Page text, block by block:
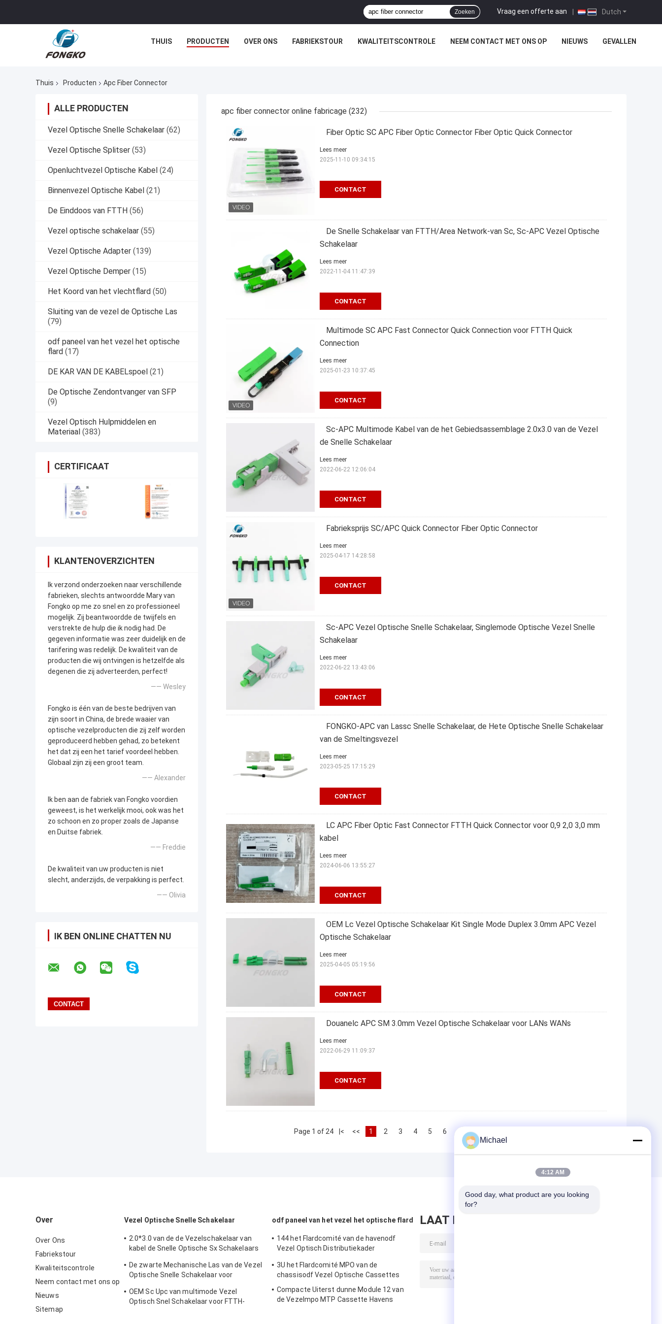
Dutch
Vraag een offerte aan |
Zoeken
THUIS PRODUCTEN OVER ONS FABRIEKSTOUR KWALITEITSCONTROLE NEEM CONTACT MET ONS OP NIEUWS GEVALLEN
Thuis Producten Apc Fiber Connector
ALLE PRODUCTEN
Vezel Optische Snelle Schakelaar (62)
Vezel Optische Splitser (53)
Openluchtvezel Optische Kabel (24)
Binnenvezel Optische Kabel (21)
De Einddoos van FTTH (56)
Vezel optische schakelaar (55)
Vezel Optische Adapter (139)
Vezel Optische Demper (15)
Het Koord van het vlechtflard (50)
Sluiting van de vezel de Optische Las
(79)
odf paneel van het vezel het optische
flard (17)
DE KAR VAN DE KABELspoel (21)
De Optische Zendontvanger van SFP
(9)
Vezel Optisch Hulpmiddelen en
Materiaal (383)
CERTIFICAAT
KLANTENOVERZICHTEN
Ik verzond onderzoeken naar verschillende
fabrieken, slechts antwoordde Mary van
Fongko op me zo snel en zo professioneel
mogelijk. Zij beantwoordde de twijfels en
verstrekte de hulp die ik nodig had. De
gegeven informatie was zeer duidelijk en de
tarifering was redelijk. De kwaliteit van de
producten die wij ontvingen is hetzelfde als
degenen die zij adverteerden, perfect!
—— Wesley
Fongko is één van de beste bedrijven van
zijn soort in China, de brede waaier van
optische vezelproducten die zij zelf worden
geproduceerd hebben gehad, zo betekent
het dat zij een het tarief voordeel hebben.
Globaal zijn zij een groot team.
—— Alexander
Ik ben aan de fabriek van Fongko voordien
geweest, is het werkelijk mooi, ook was het
zo schoon en zo proper zoals de Japanse
en Duitse fabriek.
—— Freddie
De kwaliteit van uw producten is niet
slecht, anderzijds, de verpakking is perfect.
—— Olivia
IK BEN ONLINE CHATTEN NU
apc fiber connector online fabricage (232)
Fiber Optic SC APC Fiber Optic Connector Fiber Optic Quick Connector
CONTACT
Lees meer
2025-11-10 09:34:15
De Snelle Schakelaar van FTTH/Area Network-van Sc, Sc-APC Vezel Optische
Schakelaar
CONTACT
Lees meer
2022-11-04 11:47:39
Multimode SC APC Fast Connector Quick Connection voor FTTH Quick
Connection
CONTACT
Lees meer
2025-01-23 10:37:45
Sc-APC Multimode Kabel van de het Gebiedsassemblage 2.0x3.0 van de Vezel
de Snelle Schakelaar
CONTACT
Lees meer
2022-06-22 12:06:04
Fabrieksprijs SC/APC Quick Connector Fiber Optic Connector
CONTACT
Lees meer
2025-04-17 14:28:58
Sc-APC Vezel Optische Snelle Schakelaar, Singlemode Optische Vezel Snelle
Schakelaar
CONTACT
Lees meer
2022-06-22 13:43:06
FONGKO-APC van Lassc Snelle Schakelaar, de Hete Optische Snelle Schakelaar
van de Smeltingsvezel
CONTACT
Lees meer
2023-05-25 17:15:29
LC APC Fiber Optic Fast Connector FTTH Quick Connector voor 0,9 2,0 3,0 mm
kabel
CONTACT
Lees meer
2024-06-06 13:55:27
OEM Lc Vezel Optische Schakelaar Kit Single Mode Duplex 3.0mm APC Vezel
Optische Schakelaar
CONTACT
Lees meer
2025-04-05 05:19:56
Douanelc APC SM 3.0mm Vezel Optische Schakelaar voor LANs WANs
CONTACT
Lees meer
2022-06-29 11:09:37
Page 1 of 24 |< << 1 2 3 4 5 6 8
Over
Over Ons
Fabriekstour
Kwaliteitscontrole
Neem contact met ons op
Nieuws
Sitemap
Vezel Optische Snelle Schakelaar
2.0*3.0 van de de Vezelschakelaar van
kabel de Snelle Optische Sx Schakelaars
De zwarte Mechanische Las van de Vezel
Optische Snelle Schakelaar voor
OEM Sc Upc van multimode Vezel
Optisch Snel Schakelaar voor FTTH-
odf paneel van het vezel het optische flard
144 het Flardcomité van de havenodf
Vezel Optisch Distributiekader
3U het Flardcomité MPO van de
chassisodf Vezel Optische Cassettes
Compacte Uiterst dunne Module 12 van
de Vezelmpo MTP Cassette Havens
LAAT BERICHT ACHTER
Michael
4:12 AM
Good day, what product are you looking
for?